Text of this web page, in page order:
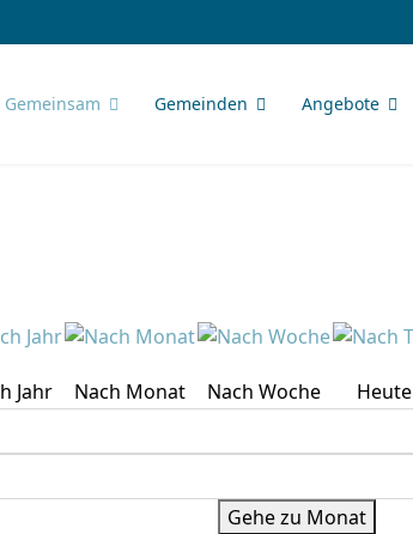
Gemeinsam Gemeinden Angebote
Jahr Nach Monat Nach Woche Heute
Gehe zu Monat